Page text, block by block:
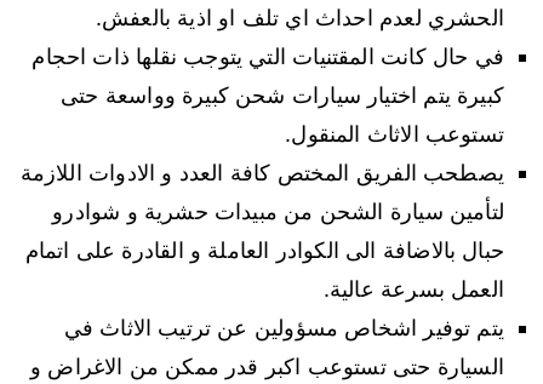
الحشري لعدم احداث اي تلف او اذية بالعفش.
في حال كانت المقتنيات التي يتوجب نقلها ذات احجام
كبيرة يتم اختيار سيارات شحن كبيرة وواسعة حتى
تستوعب الاثاث المنقول.
يصطحب الفريق المختص كافة العدد و الادوات اللازمة
لتأمين سيارة الشحن من مبيدات حشرية و شوادرو
حبال بالاضافة الى الكوادر العاملة و القادرة على اتمام
العمل بسرعة عالية.
يتم توفير اشخاص مسؤولين عن ترتيب الاثاث في
السيارة حتى تستوعب اكبر قدر ممكن من الاغراض و